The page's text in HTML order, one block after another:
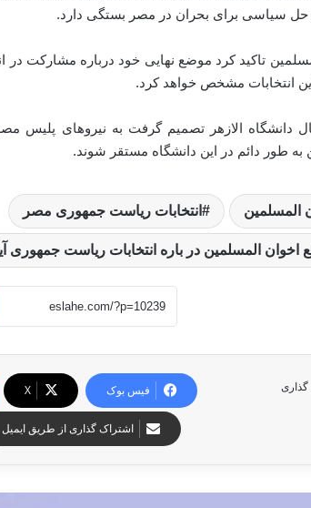
حل سیاسی برای بحران در مصر بستگی دارد.
تاکید کرد موضع نهایی خود درباره مشارکت در
انتخابات مشخص خواهد کرد.
دانشگاه الازهر تصمیم گرفت به نیروهای پلیس
به طور دائم در این دانشگاه مستقر شوند.
المسلمین انتخابات ریاست جمهوری مصر
اخوان المسلمین در باره انتخابات ریاست جمهوری
گذاری فیس بوک X
اشتراک گذاری از طریق ایمیل